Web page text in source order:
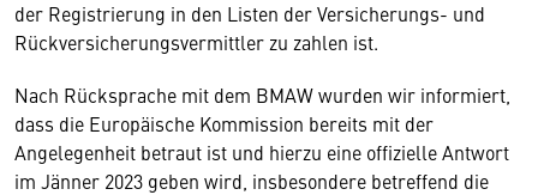
der Registrierung in den Listen der Versicherungs- und
Rückversicherungsvermittler zu zahlen ist.
Nach Rücksprache mit dem BMAW wurden wir informiert,
dass die Europäische Kommission bereits mit der
Angelegenheit betraut ist und hierzu eine offizielle Antwort
im Jänner 2023 geben wird, insbesondere betreffend die